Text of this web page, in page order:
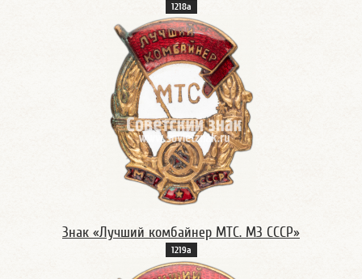
1218а
Знак «Лучший комбайнер МТС. МЗ СССР»
1219а